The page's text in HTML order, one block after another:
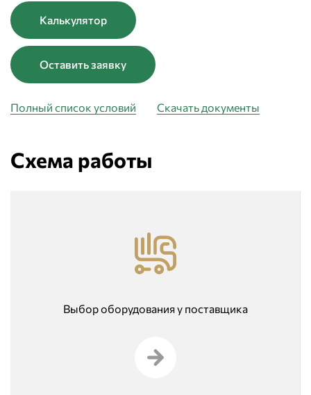
Калькулятор
Оставить заявку
Полный список условий Скачать документы
Схема работы
Выбор оборудования у поставщика